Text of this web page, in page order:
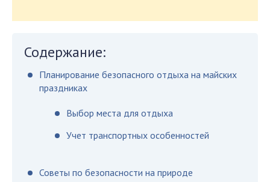
Содержание:
Планирование безопасного отдыха на майских
праздниках
Выбор места для отдыха
Учет транспортных особенностей
Советы по безопасности на природе